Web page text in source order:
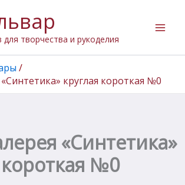
творчества и рукоделия
круглая короткая №0
«Синтетика»
короткая №0